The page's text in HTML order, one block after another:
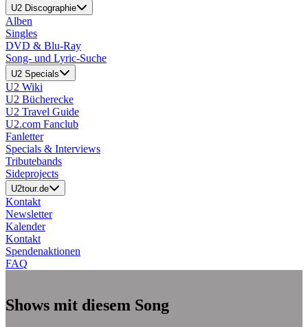
U2 Discographie
Alben
Singles
DVD & Blu-Ray
Song- und Lyric-Suche
U2 Specials
U2 Wiki
U2 Bücherecke
U2 Travel Guide
U2.com Fanclub
Fanletter
Specials & Interviews
Tributebands
Sideprojects
U2tour.de
Kontakt
Newsletter
Kalender
Kontakt
Spendenaktionen
FAQ
Shows mit diesem Song